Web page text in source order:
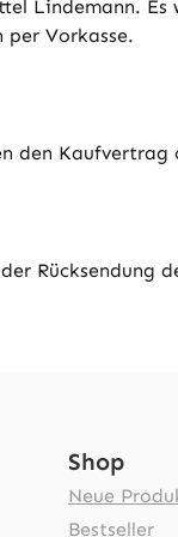
Lindemann. Es
Vorkasse.
den
Rücksendung
Shop
Neue
Bestseller